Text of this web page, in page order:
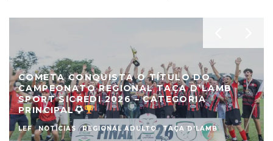
COMETA CONQUISTA O TÍTULO DO
CAMPEONATO REGIONAL TAÇA D’LAMB
SPORT SICREDI 2026 – CATEGORIA
PRINCIPAL
LEF NOTÍCIAS REGIONAL ADULTO TAÇA D'LAMB